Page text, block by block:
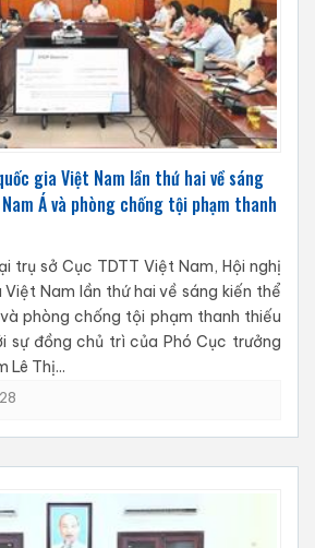
gia Việt Nam lần thứ hai về sáng
Á và phòng chống tội phạm thanh
trụ sở Cục TDTT Việt Nam, Hội nghị
Nam lần thứ hai về sáng kiến thể
phòng chống tội phạm thanh thiếu
sự đồng chủ trì của Phó Cục trưởng
Lê Thị...